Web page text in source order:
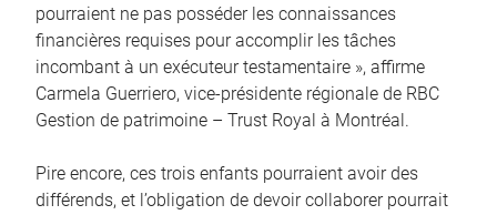
pourraient ne pas posséder les connaissances
financières requises pour accomplir les tâches
incombant à un exécuteur testamentaire », affirme
Carmela Guerriero, vice-présidente régionale de RBC
Gestion de patrimoine – Trust Royal à Montréal.
Pire encore, ces trois enfants pourraient avoir des
différends, et l’obligation de devoir collaborer pourrait